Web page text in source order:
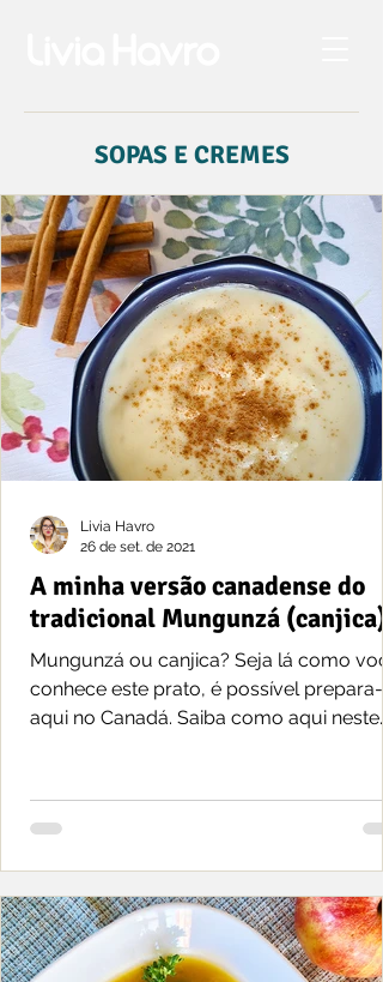
SOPAS E CREMES
A minha versão canadense do
tradicional Mungunzá (canjica)
Mungunzá ou canjica? Seja lá como
conhece este prato, é possível prepara-
aqui no Canadá. Saiba como aqui neste
Livia Havro
26 de set. de 2021